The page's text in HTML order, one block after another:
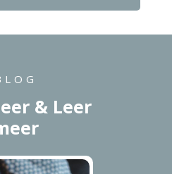
& Leer